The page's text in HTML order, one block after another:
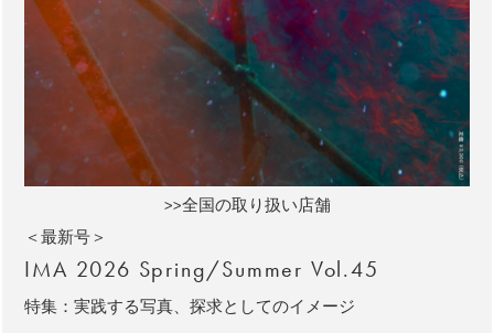
>>全国の取り扱い店舗
＜最新号＞
IMA 2026 Spring/Summer Vol.45
特集：実践する写真、探求としてのイメージ